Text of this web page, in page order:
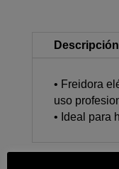
Descripción
• Freidora
uso
• Ideal para